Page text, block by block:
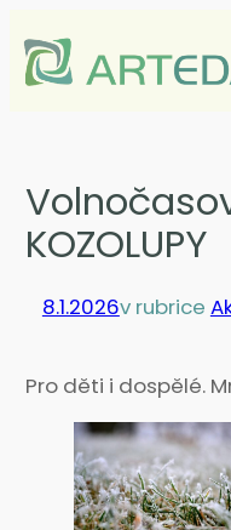
na
obsah
KOZOLUPY
8.1.2026v rubrice
Pro děti i dospělé.